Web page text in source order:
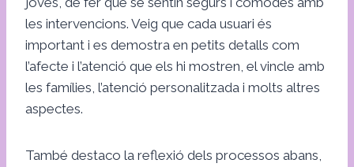
les intervencions. Veig que cada usuari és
important i es demostra en petits detalls com
l’afecte i l’atenció que els hi mostren, el vincle amb
les famílies, l’atenció personalitzada i molts altres
aspectes.
També destaco la reflexió dels processos abans,